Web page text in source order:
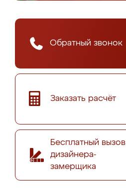
Обратный звонок
Заказать расчёт
Бесплатный вызов
дизайнера-
замерщика